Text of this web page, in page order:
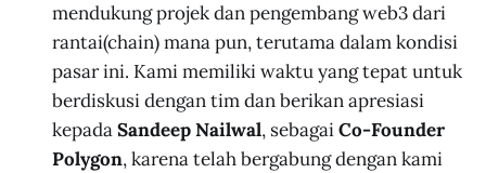
mendukung projek dan pengembang web3 dari
rantai(chain) mana pun, terutama dalam kondisi
pasar ini. Kami memiliki waktu yang tepat untuk
berdiskusi dengan tim dan berikan apresiasi
kepadaSandeep Nailwal, sebagaiCo-Founder
Polygon, karena telah bergabung dengan kami